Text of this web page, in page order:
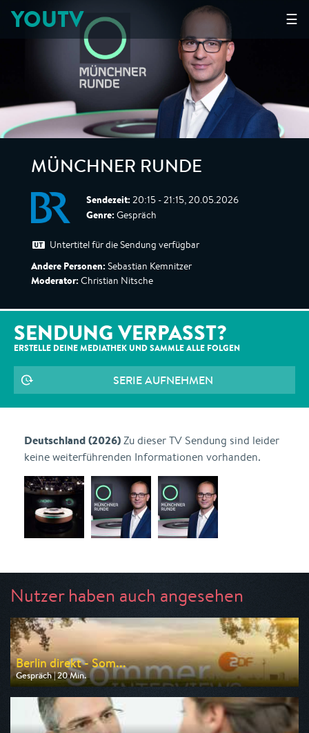
☰
YOUTV
MÜNCHNER RUNDE
Sendezeit: 20:15 - 21:15, 20.05.2026
Genre: Gespräch
Untertitel für die Sendung verfügbar
Andere Personen: Sebastian Kemnitzer
Moderator: Christian Nitsche
SENDUNG VERPASST?
ERSTELLE DEINE MEDIATHEK UND SAMMLE ALLE FOLGEN
SERIE AUFNEHMEN
Deutschland (2026)Zu dieser TV Sendung sind leider
keine weiterführenden Informationen vorhanden.
Nutzer haben auch angesehen
Berlin direkt - Som...
Gespräch | 20 Min.
Ausgestrahlt von ZDF
am 09.08.2026, 19:10